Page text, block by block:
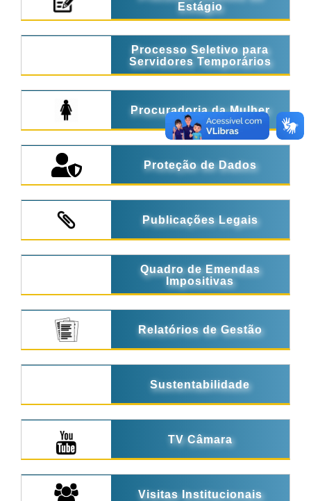
Estágio
Processo Seletivo para
Servidores Temporários
Procuradoria da Mulher
Proteção de Dados
Publicações Legais
Quadro de Emendas
Impositivas
Relatórios de Gestão
Sustentabilidade
TV Câmara
Visitas Institucionais